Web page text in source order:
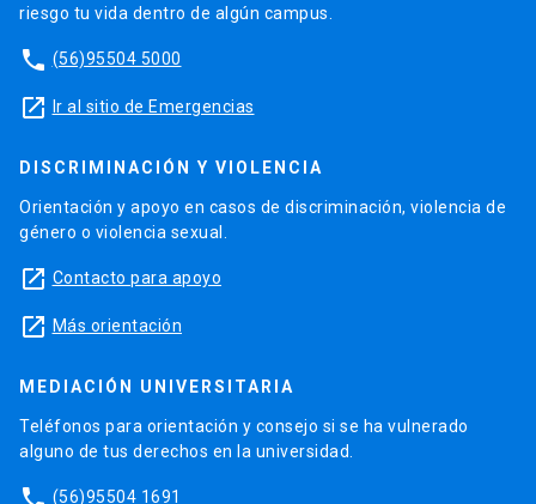
riesgo tu vida dentro de algún campus.
phone (56)95504 5000
launch Ir al sitio de Emergencias
DISCRIMINACIÓN Y VIOLENCIA
Orientación y apoyo en casos de discriminación, violencia de
género o violencia sexual.
launch Contacto para apoyo
launch Más orientación
MEDIACIÓN UNIVERSITARIA
Teléfonos para orientación y consejo si se ha vulnerado
alguno de tus derechos en la universidad.
(56)95504 1691